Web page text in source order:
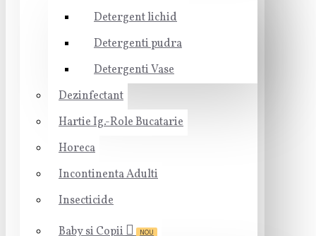
Detergent lichid
Detergenti pudra
Detergenti Vase
Dezinfectant
Hartie Ig.-Role Bucatarie
Horeca
Incontinenta Adulti
Insecticide
Baby si Copii
NOU